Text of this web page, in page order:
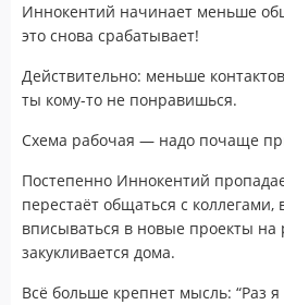
Иннокентий начинает меньше
это снова срабатывает!
Действительно: меньше
ты кому-то не понравишься.
Схема рабочая — надо почаще
Постепенно Иннокентий
перестаёт общаться с коллегами,
вписываться в новые проекты на
закукливается дома.
Всё больше крепнет мысль: “Раз